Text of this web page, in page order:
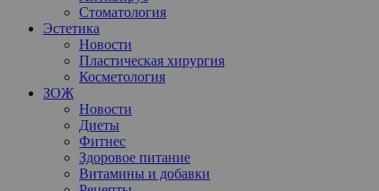
Стоматология
Эстетика
Новости
Пластическая хирургия
Косметология
ЗОЖ
Новости
Диеты
Фитнес
Здоровое питание
Витамины и добавки